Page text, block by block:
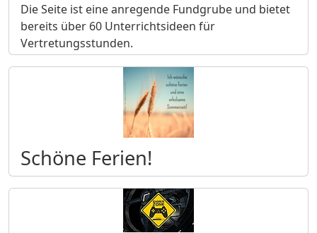
Die Seite ist eine anregende Fundgrube und bietet
bereits über 60 Unterrichtsideen für
Vertretungsstunden.
Schöne Ferien!